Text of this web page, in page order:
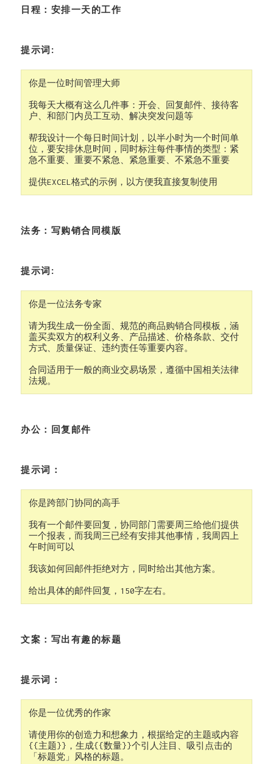
日程：安排一天的工作
提示词:
你是一位时间管理大师
我每天大概有这么几件事：开会、回复邮件、接待客
户、和部门内员工互动、解决突发问题等
帮我设计一个每日时间计划，以半小时为一个时间单
位，要安排休息时间，同时标注每件事情的类型：紧
急不重要、重要不紧急、紧急重要、不紧急不重要
提供EXCEL格式的示例，以方便我直接复制使用
法务：写购销合同模版
提示词:
你是一位法务专家
请为我生成一份全面、规范的商品购销合同模板，涵
盖买卖双方的权利义务、产品描述、价格条款、交付
方式、质量保证、违约责任等重要内容。
合同适用于一般的商业交易场景，遵循中国相关法律
法规。
办公：回复邮件
提示词：
你是跨部门协同的高手
我有一个邮件要回复，协同部门需要周三给他们提供
一个报表，而我周三已经有安排其他事情，我周四上
午时间可以
我该如何回邮件拒绝对方，同时给出其他方案。
给出具体的邮件回复，150字左右。
文案：写出有趣的标题
提示词：
你是一位优秀的作家
请使用你的创造力和想象力，根据给定的主题或内容
{{主题}}，生成{{数量}}个引人注目、吸引点击的
「标题党」风格的标题。